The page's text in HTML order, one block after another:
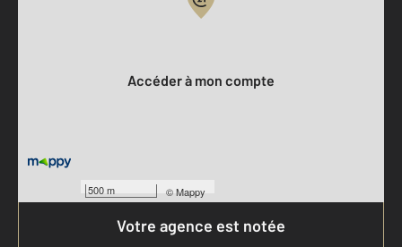
500 m ©Mappy
Accéder à mon compte
Votre agence est notée